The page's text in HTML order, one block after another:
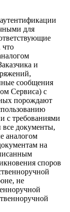
для
что
и
сообщения
Сервиса) с
порождают
с требованиями
все документы,
аналогом
на
споров
не